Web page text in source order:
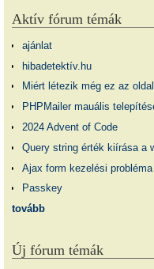
Aktív fórum témák
ajánlat
hibadetektív.hu
Miért létezik még ez az
PHPMailer mauális
2024 Advent of Code
Query string érték kiírása a
Ajax form kezelési
Passkey
tovább
Új fórum témák